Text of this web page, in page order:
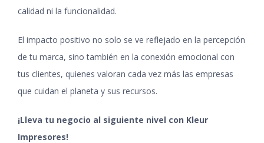
calidad ni la funcionalidad.
El impacto positivo no solo se ve reflejado en la percepción
de tu marca, sino también en la conexión emocional con
tus clientes, quienes valoran cada vez más las empresas
que cuidan el planeta y sus recursos.
¡Lleva tu negocio al siguiente nivel con Kleur
Impresores!